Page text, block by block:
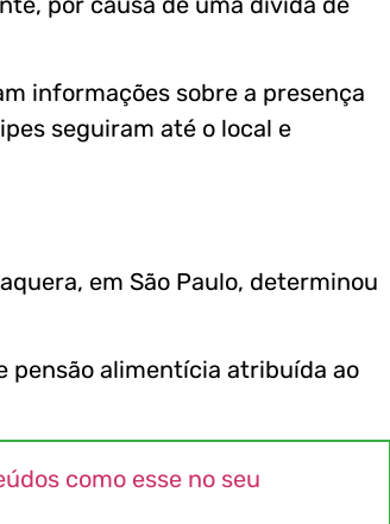
informações sobre a presença
seguiram até o local e
em São Paulo, determinou
pensão alimentícia atribuída ao
como esse no seu